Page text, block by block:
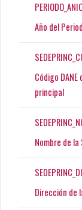
Año del
Código
principal
Nombre de
Dirección de